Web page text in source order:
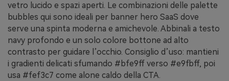
vetro lucido e spazi aperti. Le combinazioni delle palette
bubbles qui sono ideali per banner hero SaaS dove
serve una spinta moderna e amichevole. Abbinali a testo
navy profondo e un solo colore bottone ad alto
contrasto per guidare l’occhio. Consiglio d’uso: mantieni
i gradienti delicati sfumando #bfe9ff verso #e9fbff, poi
usa #fef3c7 come alone caldo della CTA.